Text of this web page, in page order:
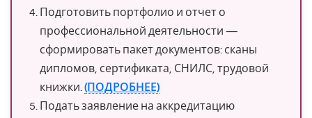
Подготовить портфолио и отчет о
профессиональной деятельности —
сформировать пакет документов: сканы
дипломов, сертификата, СНИЛС, трудовой
книжки. (ПОДРОБНЕЕ)
Подать заявление на аккредитацию